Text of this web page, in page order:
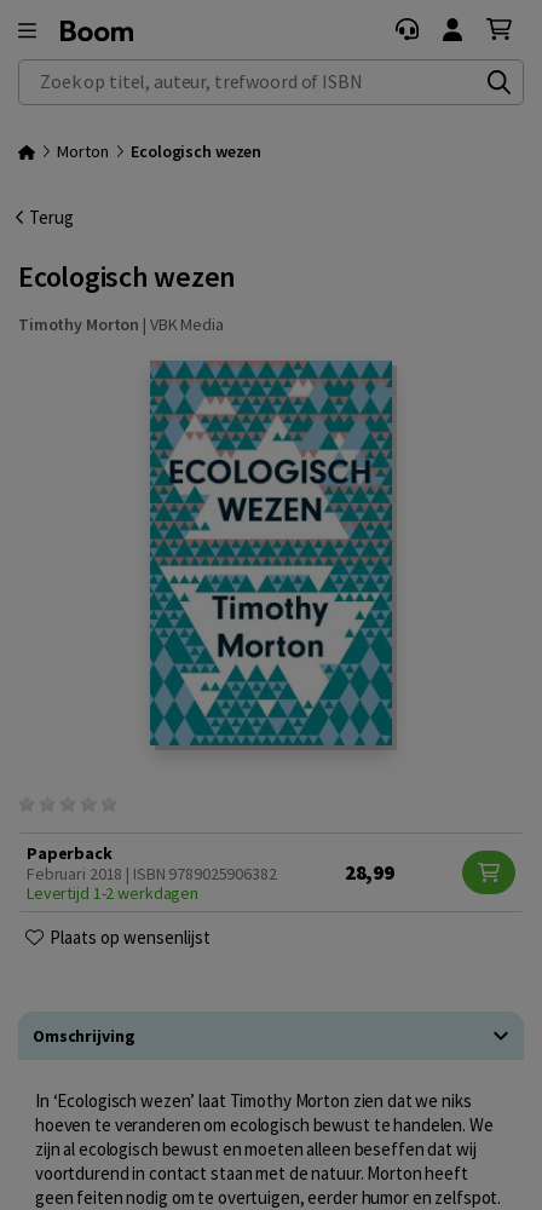
Zoek op titel, auteur, trefwoord of ISBN
Morton Ecologisch wezen
Terug
Ecologisch wezen
Timothy Morton | VBK Media
Paperback
Februari 2018 | ISBN 9789025906382
Levertijd 1-2 werkdagen
28,99
Plaats op wensenlijst
Omschrijving
In ‘Ecologisch wezen’ laat Timothy Morton zien dat we niks
hoeven te veranderen om ecologisch bewust te handelen. We
zijn al ecologisch bewust en moeten alleen beseffen dat wij
voortdurend in contact staan met de natuur. Morton heeft
geen feiten nodig om te overtuigen, eerder humor en zelfspot.